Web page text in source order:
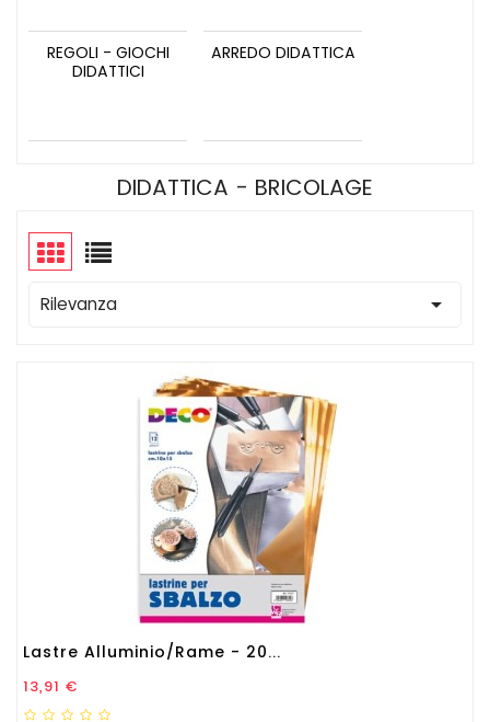
REGOLI - GIOCHI
DIDATTICI
ARREDO DIDATTICA
DIDATTICA - BRICOLAGE
Rilevanza 
Lastre Alluminio/rame - 20...
Prezzo
13,91 €